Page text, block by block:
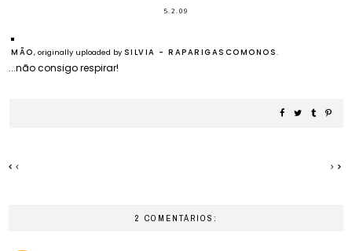
5.2.09
MÃO, originally uploaded by SILVIA - RAPARIGASCOMONOS.
...não consigo respirar!
2 COMENTÁRIOS: